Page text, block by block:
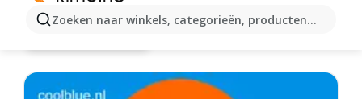
Zoeken naar winkels, categorieën, producten...